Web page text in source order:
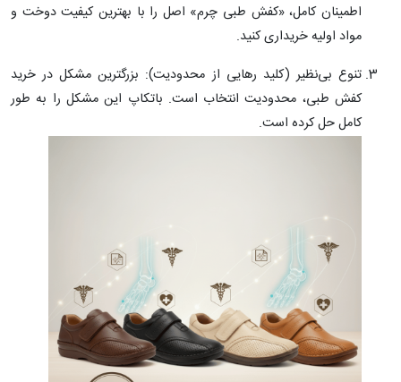
اطمینان کامل، «کفش طبی چرم» اصل را با بهترین کیفیت دوخت و
مواد اولیه خریداری کنید.
تنوع بی‌نظیر (کلید رهایی از محدودیت): بزرگترین مشکل در خرید
کفش طبی، محدودیت انتخاب است. باتکاپ این مشکل را به طور
کامل حل کرده است.